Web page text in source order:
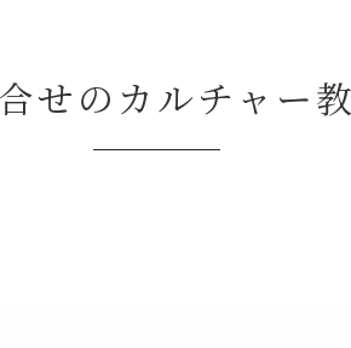
せのカルチャー